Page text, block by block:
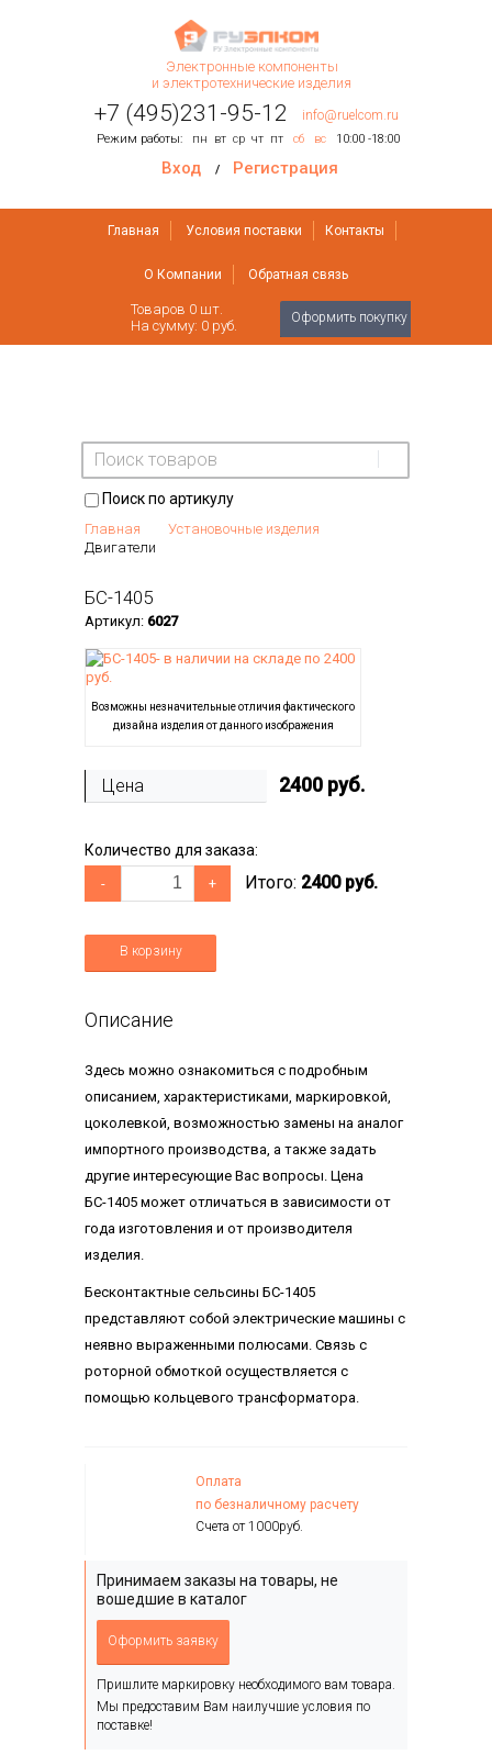
Электронные компоненты
и электротехнические изделия
+7 (495)231-95-12 info@ruelcom.ru
Режим работы: пн вт ср чт пт сб вс 10:00 -18:00
Вход / Регистрация
Главная Условия поставки Контакты
О Компании Обратная связь
Оформить покупку
Товаров 0 шт.
На сумму: 0 руб.
Поиск по артикулу
Главная
Установочные изделия
Двигатели
БС-1405
Артикул: 6027
Возможны незначительные отличия фактического
дизайна изделия от данного изображения
Цена 2400 руб.
Количество для заказа:
- + Итого: 2400 руб.
В корзину
Описание
Здесь можно ознакомиться с подробным
описанием, характеристиками, маркировкой,
цоколевкой, возможностью замены на аналог
импортного производства, а также задать
другие интересующие Вас вопросы. Цена
БС-1405 может отличаться в зависимости от
года изготовления и от производителя
изделия.
Бесконтактные сельсины БС-1405
представляют собой электрические машины с
неявно выраженными полюсами. Связь с
роторной обмоткой осуществляется с
помощью кольцевого трансформатора.
Оплата
по безналичному расчету
Счета от 1000руб.
Принимаем заказы на товары, не
вошедшие в каталог
Оформить заявку
Пришлите маркировку необходимого вам товара.
Мы предоставим Вам наилучшие условия по
поставке!